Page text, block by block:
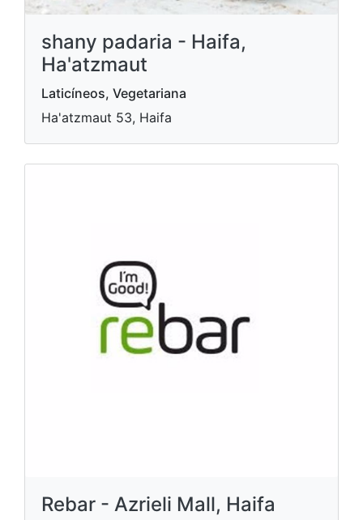
shany padaria - Haifa,
Ha'atzmaut
Laticíneos, Vegetariana
Ha'atzmaut 53, Haifa
Rebar - Azrieli Mall, Haifa